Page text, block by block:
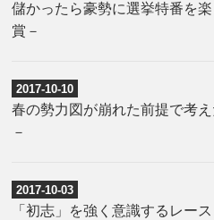
儲かったら豪勢に選挙特番を
賞－
2017-10-10
春の勢力図が崩れた前提で考
－
2017-10-03
「初志」を強く意識するレー